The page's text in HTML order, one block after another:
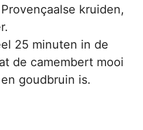
kruiden,
25 minuten in de
de camembert mooi
goudbruin is.